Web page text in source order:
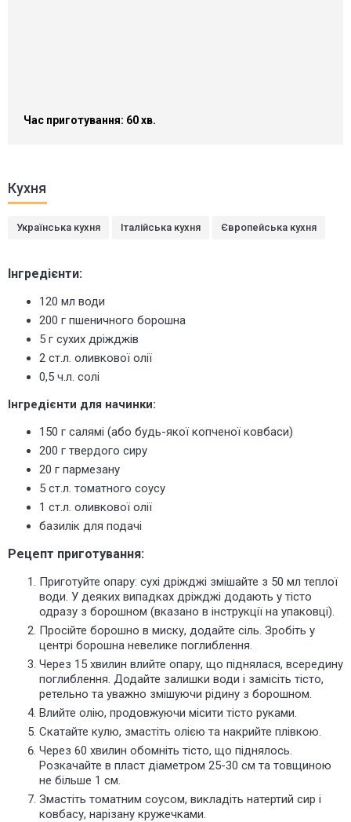
Час приготування: 60 хв.
Кухня
Українська кухня Італійська кухня Європейська кухня
Інгредієнти:
120 мл води
200 г пшеничного борошна
5 г сухих дріжджів
2 ст.л. оливкової олії
0,5 ч.л. солі
Інгредієнти для начинки:
150 г салямі (або будь-якої копченої ковбаси)
200 г твердого сиру
20 г пармезану
5 ст.л. томатного соусу
1 ст.л. оливкової олії
базилік для подачі
Рецепт приготування:
Приготуйте опару: сухі дріжджі змішайте з 50 мл теплої
води. У деяких випадках дріжджі додають у тісто
одразу з борошном (вказано в інструкції на упаковці).
Просійте борошно в миску, додайте сіль. Зробіть у
центрі борошна невелике поглиблення.
Через 15 хвилин влийте опару, що піднялася, всередину
поглиблення. Додайте залишки води і замісіть тісто,
ретельно та уважно змішуючи рідину з борошном.
Влийте олію, продовжуючи місити тісто руками.
Скатайте кулю, змастіть олією та накрийте плівкою.
Через 60 хвилин обомніть тісто, що піднялось.
Розкачайте в пласт діаметром 25-30 см та товщиною
не більше 1 см.
Змастіть томатним соусом, викладіть натертий сир і
ковбасу, нарізану кружечками.